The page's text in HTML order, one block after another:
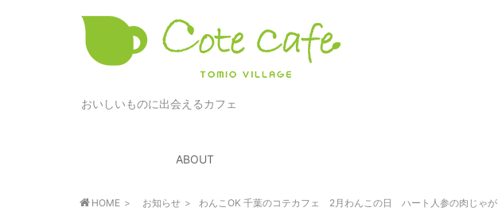
おいしいものに出会えるカフェ
ABOUT
HOME お知らせ わんこOK 千葉のコテカフェ 2月わんこの日 ハート人参の肉じゃが